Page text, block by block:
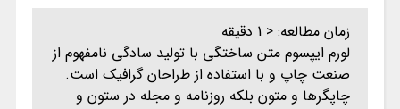
زمان مطالعه: < 1
دقیقه
لورم ایپسوم متن ساختگی با تولید سادگی نامفهوم از
صنعت چاپ و با استفاده از طراحان گرافیک است.
چاپگرها و متون بلکه روزنامه و مجله در ستون و